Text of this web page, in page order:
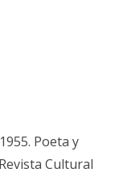
Poeta y
Cultural